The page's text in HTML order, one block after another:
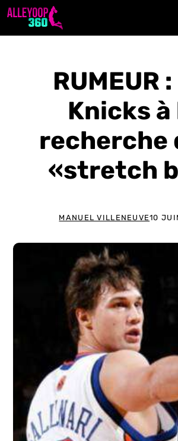
Aller
RUMEUR
Knicks à
recherche
«stretch
MANUEL VILLENEUVE10